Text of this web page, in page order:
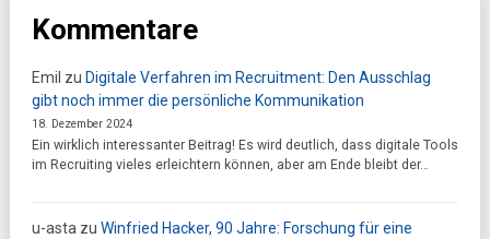
Kommentare
Emil zu Digitale Verfahren im Recruitment: Den Ausschlag
gibt noch immer die persönliche Kommunikation
18. Dezember 2024
Ein wirklich interessanter Beitrag! Es wird deutlich, dass digitale Tools
im Recruiting vieles erleichtern können, aber am Ende bleibt der…
u-asta zu Winfried Hacker, 90 Jahre: Forschung für eine